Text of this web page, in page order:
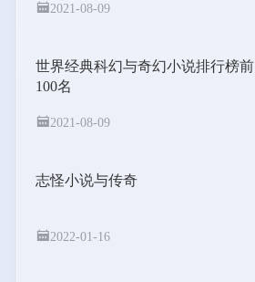
2021-08-09
世界经典科幻与奇幻小说排行榜前
100名
2021-08-09
志怪小说与传奇
2022-01-16